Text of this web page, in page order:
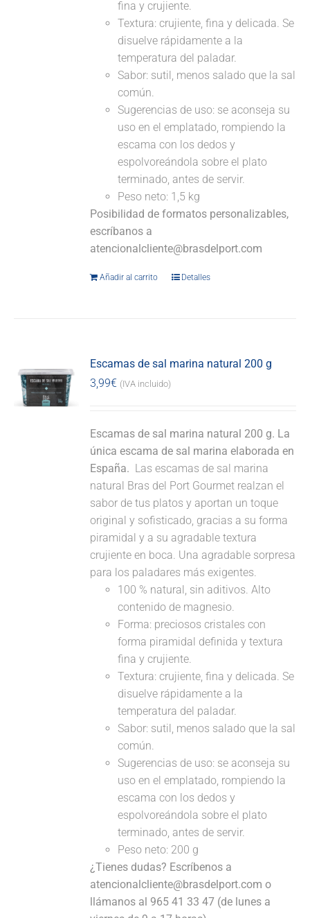
fina y crujiente.
Textura: crujiente, fina y delicada. Se
disuelve rápidamente a la
temperatura del paladar.
Sabor: sutil, menos salado que la sal
común.
Sugerencias de uso: se aconseja su
uso en el emplatado, rompiendo la
escama con los dedos y
espolvoreándola sobre el plato
terminado, antes de servir.
Peso neto: 1,5 kg
Posibilidad de formatos personalizables,
escríbanos a
atencionalcliente@brasdelport.com
Añadir al carrito Detalles
Escamas de sal marina natural 200 g
3,99€ (IVA incluido)
Escamas de sal marina natural 200 g. La
única escama de sal marina elaborada en
España. Las escamas de sal marina
natural Bras del Port Gourmet realzan el
sabor de tus platos y aportan un toque
original y sofisticado, gracias a su forma
piramidal y a su agradable textura
crujiente en boca. Una agradable sorpresa
para los paladares más exigentes.
100 % natural, sin aditivos. Alto
contenido de magnesio.
Forma: preciosos cristales con
forma piramidal definida y textura
fina y crujiente.
Textura: crujiente, fina y delicada. Se
disuelve rápidamente a la
temperatura del paladar.
Sabor: sutil, menos salado que la sal
común.
Sugerencias de uso: se aconseja su
uso en el emplatado, rompiendo la
escama con los dedos y
espolvoreándola sobre el plato
terminado, antes de servir.
Peso neto: 200 g
¿Tienes dudas? Escríbenos a
atencionalcliente@brasdelport.com o
llámanos al 965 41 33 47 (de lunes a